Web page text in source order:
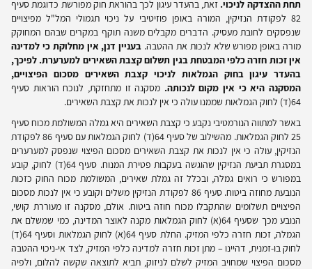
תחת ההצדקה לניכוי. זאת, בהעדר עיגון לכך בהוראת חוק מפורשת כדוגמת סעיף
82 לפקודת הנזיקין, המורה באופן פוזיטיבי על ניכוי תגמולי המל"ל מפיצויים
שנפסקים לחובת מעסיק. הדברים מקבלים משנה תוקף במקרים שבהם המחוקק
מורה באופן מפורש שלא לנכות את ההטבה. בעניין דנן, אין מחלוקת כי למדינה
אין זכות חזרה כלפי המבטחת בגין תשלום קצבת השאירים למערערת. לפיכך,
בהעדר עיגון בחוק הגמלאות לניכוי קצבת השאירים מסכום הפיצויים,
המסקנה היא כי אין מקום לנכותה. מסקנה זו מתחזקת, לנוכח הוראות סעיף
64(ד) לחוק הגמלאות שממנו עולה כי אין לנכות את קצבת השאירים.
באשר למתווה הנורמטיבי נקבע כי קצבת השאירים היא גמלה המשולמת מכוח סעיף
25 לחוק הגמלאות. מהשילוב של סעיף 64(ד) לחוק הגמלאות עם סעיף 86 לפקודת
הנזיקין, עולה כי אין לנכות את קצבת השאירים מסכום הפיצוי שנפסק למערערים
במסגרת תביעת הנזיקין שהוגשה בעקבות פטירת המנוח. סעיף 64(ד) לחוק, קובע
במפורש כי רואים גמלה, ובכלל זה גמלת שאירים, המשולמת מכוח החוק כזכות
הנובעת מחוזה ביטוח. סעיף 86 לפקודת הנזיקין משלים וקובע כי אין לנכות מסכום
הפיצויים תשלומים שהתקבלו מכוח חוזה ביטוח. אולם, מסקנה זו מעוררת קושי,
הנובע מכך שסעיף 64(א) לחוק הגמלאות מקנה לאוצר המדינה, כמי שמשלם את
הגמלה, זכות חזרה כלפי המזיק. החלת סעיף 64(א) לחוק הגמלאות וסעיף 64(ד)
לחוק בו-זמנית, דהיינו – מתן זכות חזרה למדינה כלפי המזיק, לצד אי-ניכוי ההטבה
מסכום הפיצוי שמחויב המזיק לשלם לניזוק, תביא לתוצאה שקשה להלום, ולפיה